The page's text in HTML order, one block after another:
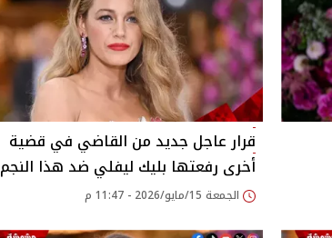
قرار عاجل جديد من القاضي في قضية
أخرى رفعتها بليك ليفلي ضد هذا النجم
الجمعة 15/مايو/2026 - 11:47 م